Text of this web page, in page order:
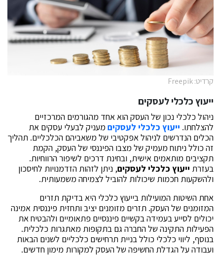
קרדיט: Freepik
ייעוץ כלכלי לעסקים
ניהול כלכלי נכון של העסק הוא אחד מהגורמים המרכזיים
להצלחתו. ייעוץ כלכלי לעסקים מעניק לבעלי עסקים את
הכלים הנדרשים לניהול אפקטיבי של משאביהם הכלכליים. תהליך
זה כולל ניתוח מעמיק של מצבו הפיננסי של העסק, הקמת
תקציבים מותאמים אישית, ובחינת דרכים לשיפור הרווחיות.
בעזרת ייעוץ כלכלי לעסקים, ניתן לזהות הזדמנויות לחיסכון
ולהשקעות חכמות שיכולות להוביל לצמיחה משמעותית.
אחת השיטות המועילות בייעוץ כלכלי היא בדיקת תזרים
המזומנים של העסק. תזרים מזומנים יציב ותחזית פיננסית אמינה
יכולים לסייע בעמידה בקשיים פיננסיים פתאומיים ולהבטיח את
הפעילות התקינה של החברה גם בתקופות מאתגרות כלכלית.
בנוסף, ליווי כלכלי כולל בניית תרחישים כלכליים לשנים הבאות
ועבודה על הגדלת החשיפה של העסק למקורות מימון חדשים.